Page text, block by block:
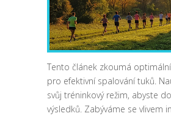
Tento článek zkoumá
pro efektivní spalování tuků.
svůj tréninkový režim, abyste
výsledků. Zabýváme se vlivem